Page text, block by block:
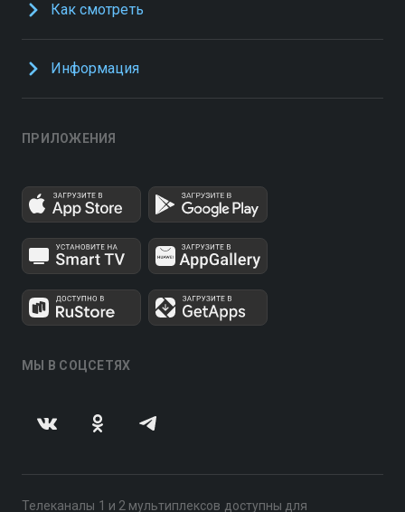
Как смотреть
Информация
ПРИЛОЖЕНИЯ
МЫ В СОЦСЕТЯХ
Телеканалы 1 и 2 мультиплексов доступны для